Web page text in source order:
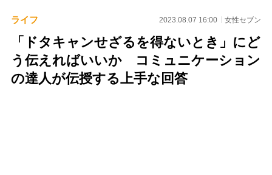
ライフ 2023.08.07 16:00 女性セブン
「ドタキャンせざるを得ないとき」にど
う伝えればいいか コミュニケーション
の達人が伝授する上手な回答